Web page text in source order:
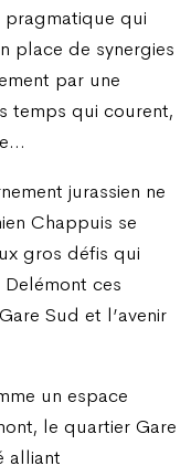
pragmatique qui
place de synergies
par une
temps qui courent,
jurassien ne
Chappuis se
gros défis qui
ces
Sud et l’avenir
un espace
le quartier Gare
alliant